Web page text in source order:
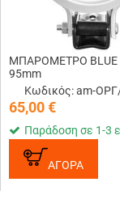
ΜΠΑΡΟΜΕΤΡΟ BLUE
95mm
Κωδικός: am-
65,00€
Παράδοση σε 1-3
ΑΓΟΡΑ